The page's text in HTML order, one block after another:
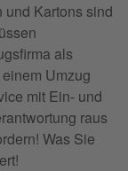
und Kartons sind
als
Umzug
mit Ein- und
raus
Was Sie